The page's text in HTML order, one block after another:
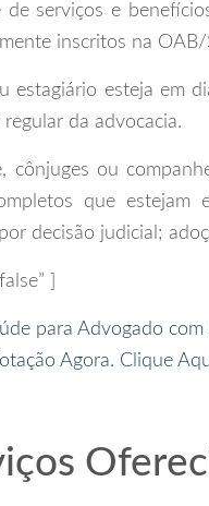
serviços e
inscritos na
estagiário esteja em
da advocacia.
cônjuges ou
que estejam
decisão judicial;
]
para Advogado com
Agora. Clique